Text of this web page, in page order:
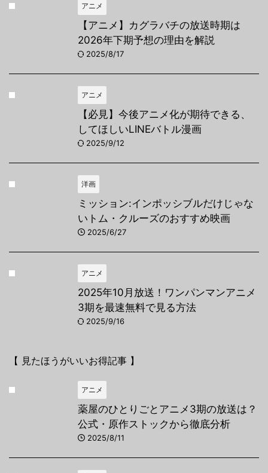
アニメ
【アニメ】カグラバチの放送時期は
2026年下期予想の理由を解説
2025/8/17
アニメ
【必見】今後アニメ化が期待できる、
してほしいLINEバトル漫画
2025/9/12
洋画
ミッション:インポッシブルだけじゃな
いトム・クルーズのおすすめ映画
2025/6/27
アニメ
2025年10月放送！ワンパンマンアニメ
3期を最速無料で見る方法
2025/9/16
【 見たほうがいいお得記事 】
アニメ
薬屋のひとりごとアニメ3期の放送は？
公式・原作ストックから徹底分析
2025/8/11